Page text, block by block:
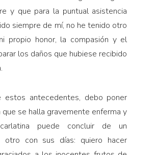
y que para la puntual asistencia
siempre de mí, no he tenido otro
propio honor, la compasión y el
los daños que hubiese recibido
estos antecedentes, debo poner
que se halla gravemente enferma y
puede concluir de un
otro con sus días: quiero hacer